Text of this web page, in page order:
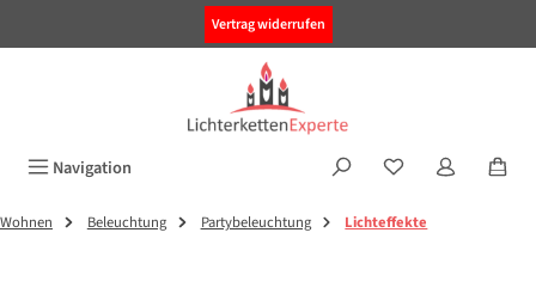
Vertrag widerrufen
Navigation
Wohnen Beleuchtung Partybeleuchtung Lichteffekte